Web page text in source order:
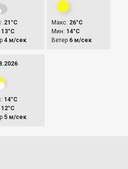
21°C
13°C
4 м/сек
Макс: 26°C
Мин: 14°C
Ветер 6 м/сек
14°C
12°C
5 м/сек